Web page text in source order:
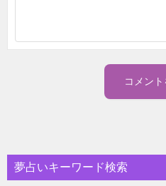
夢占いキーワード検索